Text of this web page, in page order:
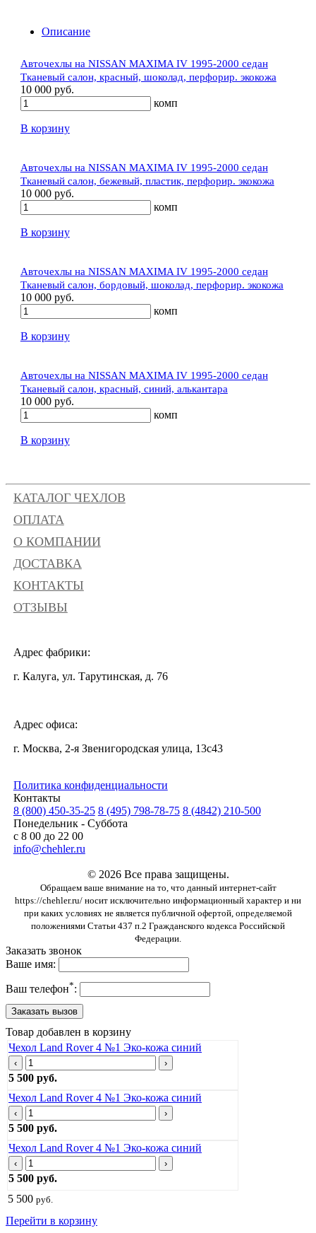
Описание
Авточехлы на NISSAN MAXIMA IV 1995-2000 седан
Тканевый салон, красный, шоколад, перфорир. экокожа
10 000 руб.
комп
В корзину
Авточехлы на NISSAN MAXIMA IV 1995-2000 седан
Тканевый салон, бежевый, пластик, перфорир. экокожа
10 000 руб.
комп
В корзину
Авточехлы на NISSAN MAXIMA IV 1995-2000 седан
Тканевый салон, бордовый, шоколад, перфорир. экокожа
10 000 руб.
комп
В корзину
Авточехлы на NISSAN MAXIMA IV 1995-2000 седан
Тканевый салон, красный, синий, алькантара
10 000 руб.
комп
В корзину
КАТАЛОГ ЧЕХЛОВ
ОПЛАТА
О КОМПАНИИ
ДОСТАВКА
КОНТАКТЫ
ОТЗЫВЫ
Адрес фабрики:
г. Калуга, ул. Тарутинская, д. 76
Адрес офиса:
г. Москва, 2-я Звенигородская улица, 13с43
Политика конфиденциальности
Контакты
8 (800) 450-35-25 8 (495) 798-78-75 8 (4842) 210-500
Понедельник - Суббота
с 8 00 до 22 00
info@chehler.ru
© 2026 Все права защищены.
Обращаем ваше внимание на то, что данный интернет-сайт
https://chehler.ru/ носит исключительно информационный характер и ни
при каких условиях не является публичной офертой, определяемой
положениями Статьи 437 п.2 Гражданского кодекса Российской
Федерации.
Заказать звонок
Ваше имя:
Ваш телефон*:
Товар добавлен в корзину
Чехол Land Rover 4 №1 Эко-кожа синий
‹ ›
5 500 руб.
Чехол Land Rover 4 №1 Эко-кожа синий
‹ ›
5 500 руб.
Чехол Land Rover 4 №1 Эко-кожа синий
‹ ›
5 500 руб.
5 500 руб.
Перейти в корзину